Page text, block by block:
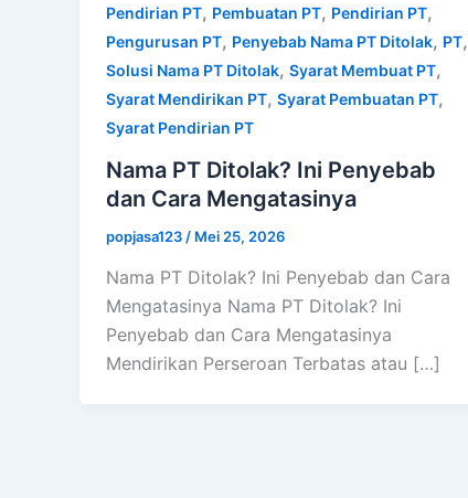
Pendirian PT, Pembuatan PT, Pendirian PT,
Pengurusan PT, Penyebab Nama PT Ditolak, PT,
Solusi Nama PT Ditolak, Syarat Membuat PT,
Syarat Mendirikan PT, Syarat Pembuatan PT,
Syarat Pendirian PT
Nama PT Ditolak? Ini Penyebab
dan Cara Mengatasinya
popjasa123 / Mei 25, 2026
Nama PT Ditolak? Ini Penyebab dan Cara
Mengatasinya Nama PT Ditolak? Ini
Penyebab dan Cara Mengatasinya
Mendirikan Perseroan Terbatas atau […]